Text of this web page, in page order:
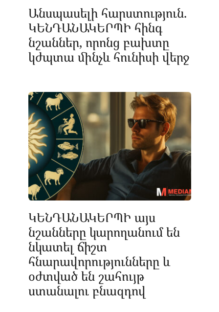
Անսպասելի հարստություն.
ԿԵՆԴԱՆԱԿԵՐՊԻ հինգ
նշաններ, որոնց բախտը
կժպտա մինչև հունիսի վերջ
ԿԵՆԴԱՆԱԿԵՐՊԻ այս
նշանները կարողանում են
նկատել ճիշտ
հնարավորությունները և
օժտված են շահույթ
ստանալու բնազդով